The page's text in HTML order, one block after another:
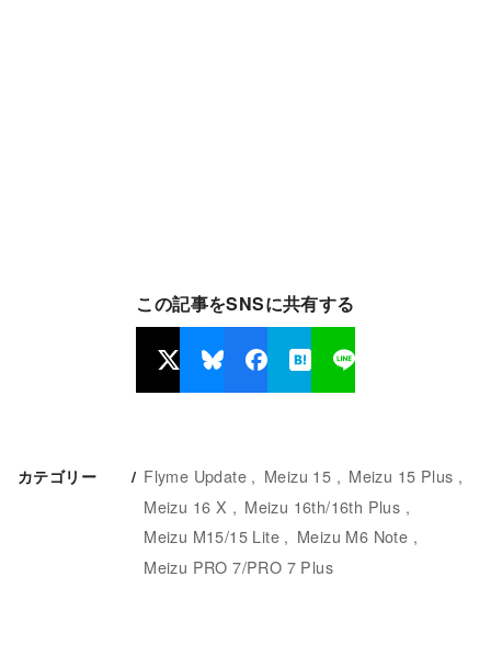
この記事をSNSに共有する
カテゴリー Flyme Update Meizu 15
Meizu 15 Plus
Meizu 16 X
Meizu 16th/16th Plus
Meizu M15/15 Lite
Meizu M6 Note
Meizu PRO 7/PRO 7 Plus